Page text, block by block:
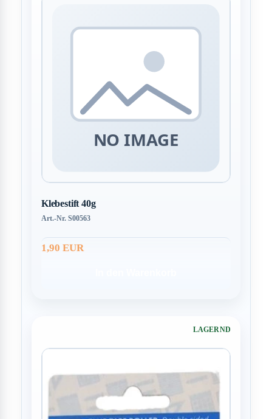
Klebestift 40g
Art.-Nr. S00563
1,90 EUR
LAGERND